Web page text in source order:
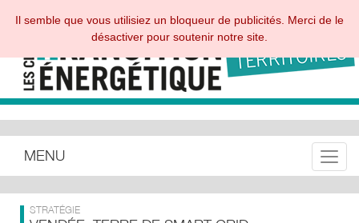
MENU
STRATÉGIE
Il semble que vous utilisiez un bloqueur de publicités. Merci de le
désactiver pour soutenir notre site.